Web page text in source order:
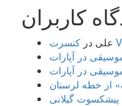
کاربران
علی در
در آپارات
در آپارات
از خطه لرستان
گیلانی